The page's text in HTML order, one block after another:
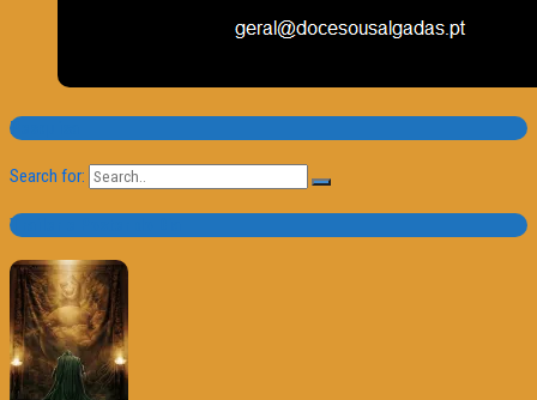
Pesquisa
Search for:
Trailer e Poster do Dia